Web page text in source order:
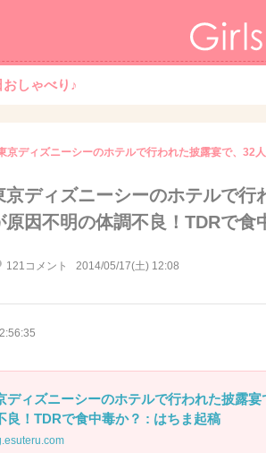
しゃべり♪
京ディズニーシーのホテルで行
原因不明の体調不良！TDRで食
121コメント 2014/05/17(土) 12:08
ディズニーシーのホテルで行われた披露
良！TDRで食中毒か？ : はちま起稿